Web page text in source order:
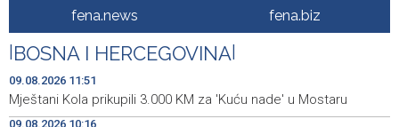
Svečano otvoren 26. Cazin Grand Prix, staza 'Krajiška
zmija' ponovo okupila ljubitelje motosporta
13:20
Mostar Jazz Fest 2026. od 23. do 25. kolovoza donosi
tri večeri vrhunske glazbe
12:21 Izraelske snage izvode nova rušenja u južnom Libanu
fena.news fena.biz
BOSNA I HERCEGOVINA
09.08.2026 11:51
Mještani Kola prikupili 3.000 KM za 'Kuću nade' u Mostaru
09.08.2026 10:16